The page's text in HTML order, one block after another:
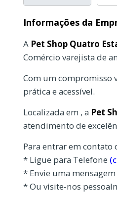
Informações da
A Pet Shop Quatro
Comércio varejista de
Com um compromisso
prática e acessível.
Localizada em , a Pet
atendimento de
Para entrar em contato
* Ligue para Telefone
* Envie uma
* Ou visite-nos